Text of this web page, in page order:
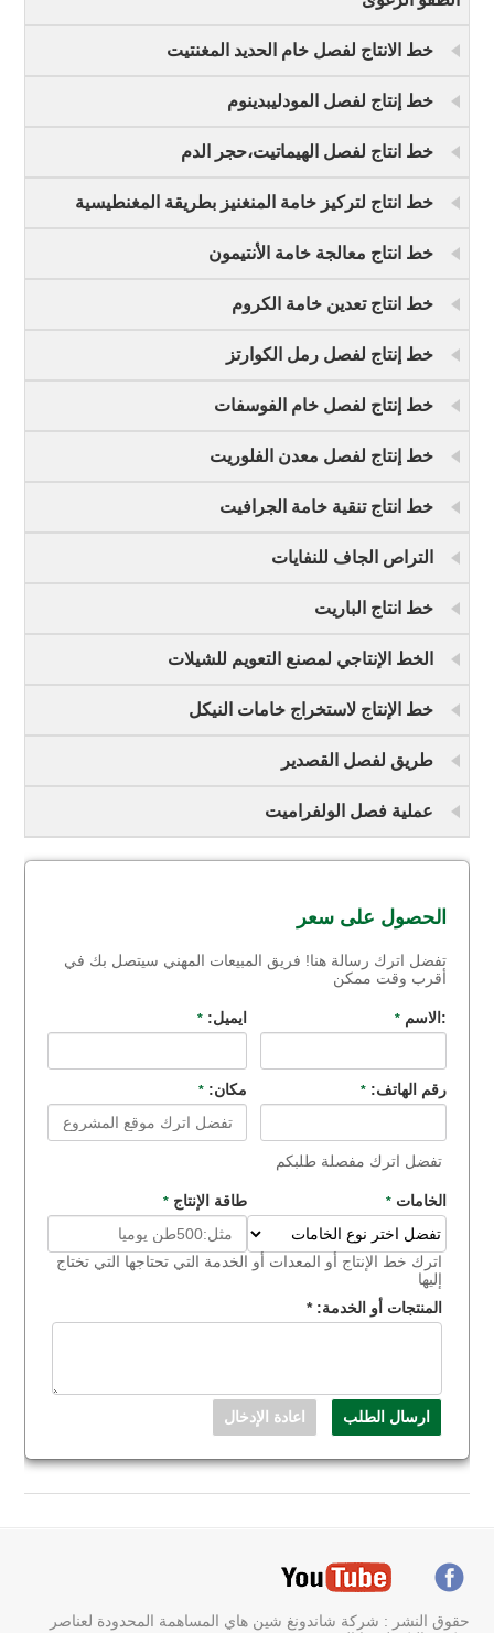
خط الانتاج لفصل خام الحديد المغنتيت
خط إنتاج لفصل المودليبدينوم
خط انتاج لفصل الهيماتيت،حجر الدم
خط انتاج لتركيز خامة المنغنيز بطريقة المغنطيسية
خط انتاج معالجة خامة الأنتيمون
خط انتاج تعدين خامة الكروم
خط إنتاج لفصل رمل الكوارتز
خط إنتاج لفصل خام الفوسفات
خط إنتاج لفصل معدن الفلوريت
خط انتاج تنقية خامة الجرافيت
التراص الجاف للنفايات
خط انتاج الباريت
الخط الإنتاجي لمصنع التعويم للشيلات
خط الإنتاج لاستخراج خامات النيكل
طريق لفصل القصدير
عملية فصل الولفراميت
الحصول على سعر
تفضل اترك رسالة هنا! فريق المبيعات المهني سيتصل بك في
أقرب وقت ممكن
:الاسم* ايميل: *
رقم الهاتف:* مكان: *
تفضل اترك مفصلة طلبكم
الخامات* طاقة الإنتاج *
اترك خط الإنتاج أو المعدات أو الخدمة التي تحتاجها التي تختاج
إليها
المنتجات أو الخدمة:*
حقوق النشر : شركة شاندونغ شين هاي المساهمة المحدودة لعناصر